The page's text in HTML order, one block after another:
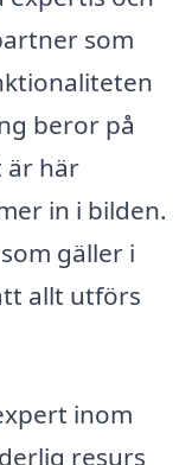
som
beror på
är här
in i bilden.
gäller i
allt utförs
inom
resurs